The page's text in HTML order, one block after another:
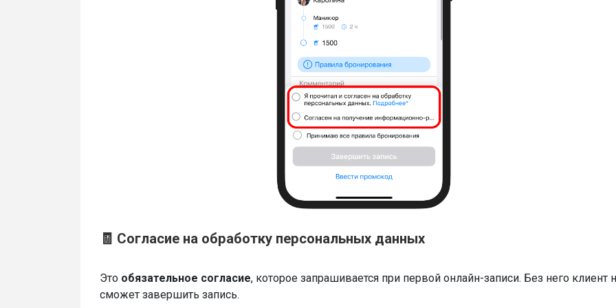
🧾 Согласие на обработку персональных данных
Это обязательное согласие, которое запрашивается при первой онлайн-записи. Без него клиент
сможет завершить запись.